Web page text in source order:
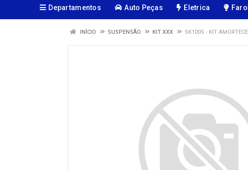
Departamentos Auto Peças Eletrica
INÍCIO SUSPENSÃO KIT XXX SK100S - KIT